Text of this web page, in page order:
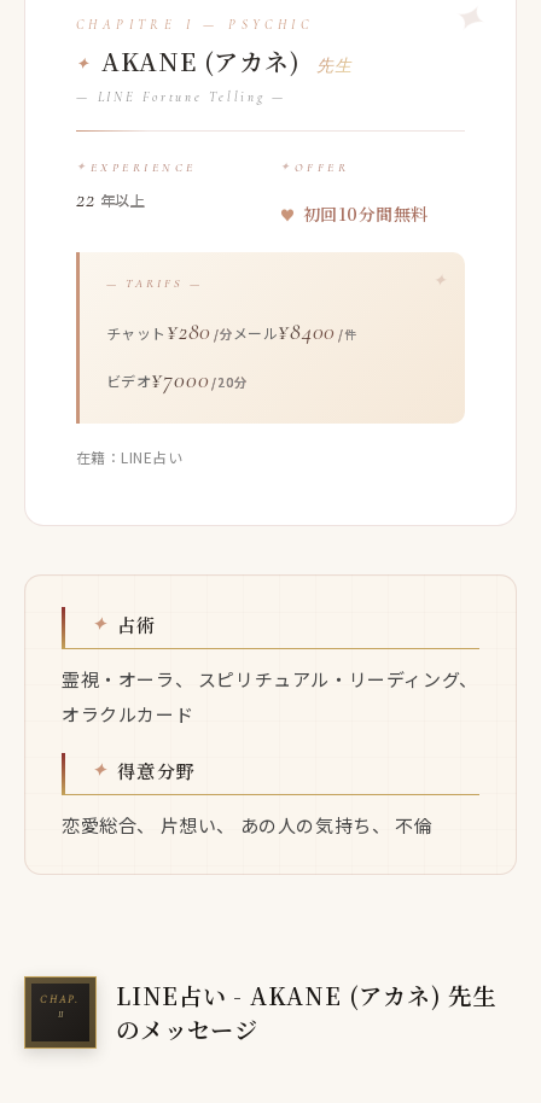
AKANE (アカネ) 先生
— LINE Fortune Telling —
EXPERIENCE
22 年以上
OFFER
初回10分間無料
— TARIFS —
チャット ¥280 /分 メール¥8400 /件
ビデオ¥7000 /20分
在籍：LINE占い
占術
霊視・オーラ、 スピリチュアル・リーディング、
オラクルカード
得意分野
恋愛総合、 片想い、 あの人の気持ち、 不倫
LINE占い - AKANE (アカネ) 先生
のメッセージ